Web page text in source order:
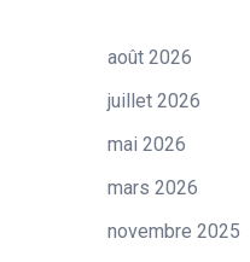
août 2026
juillet 2026
mai 2026
mars 2026
novembre 2025